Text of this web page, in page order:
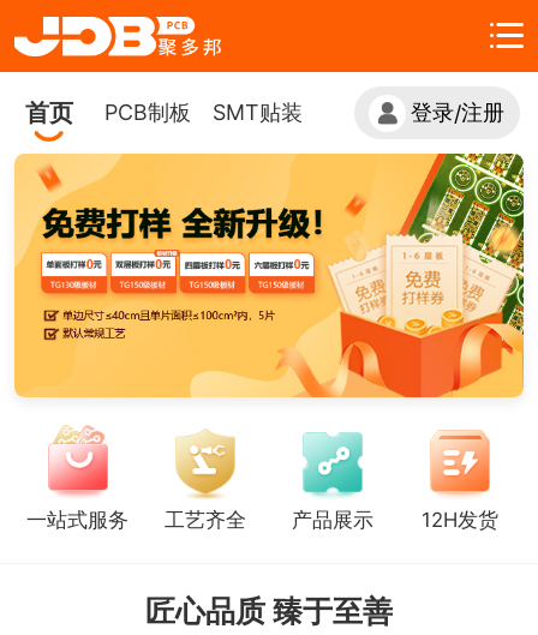
首页 PCB制板 SMT贴装 登录/注册
一站式服务 工艺齐全 产品展示 12H发货
匠心品质 臻于至善